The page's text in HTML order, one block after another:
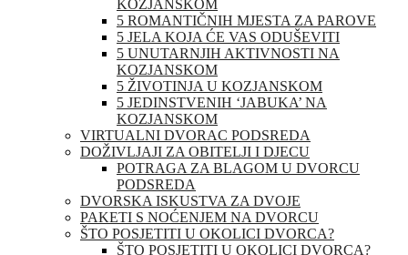
KOZJANSKOM
5 ROMANTIČNIH MJESTA ZA PAROVE
5 JELA KOJA ĆE VAS ODUŠEVITI
5 UNUTARNJIH AKTIVNOSTI NA
KOZJANSKOM
5 ŽIVOTINJA U KOZJANSKOM
5 JEDINSTVENIH ‘JABUKA’ NA
KOZJANSKOM
VIRTUALNI DVORAC PODSREDA
DOŽIVLJAJI ZA OBITELJI I DJECU
POTRAGA ZA BLAGOM U DVORCU
PODSREDA
DVORSKA ISKUSTVA ZA DVOJE
PAKETI S NOĆENJEM NA DVORCU
ŠTO POSJETITI U OKOLICI DVORCA?
ŠTO POSJETITI U OKOLICI DVORCA?